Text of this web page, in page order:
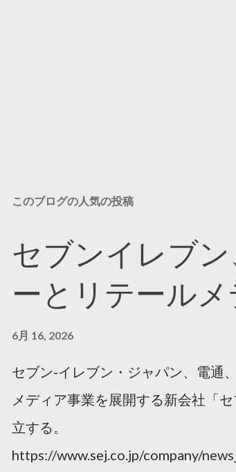
このブログの人気の投稿
セブンイレブ
ーとリテール
6月 16, 2026
セブン‐イレブン・ジャパン、電通
メディア事業を展開する新会社「
立する。
https://www.sej.co.jp/company/